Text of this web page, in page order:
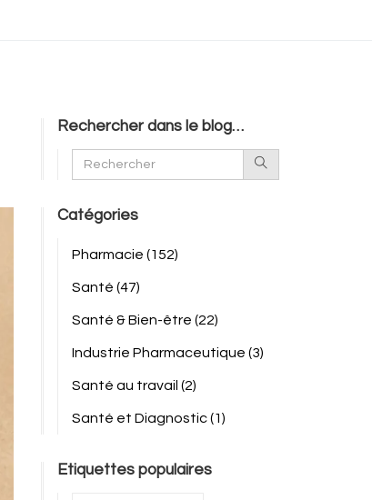
Rechercher dans le blog…
Catégories
Pharmacie (152)
Santé (47)
Santé & Bien-être (22)
Industrie Pharmaceutique (3)
Santé au travail (2)
Santé et Diagnostic(1)
Etiquettes populaires